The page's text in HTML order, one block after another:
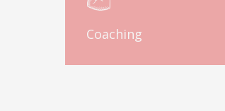
Coaching